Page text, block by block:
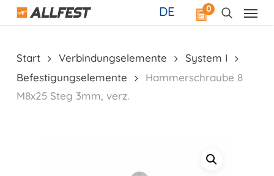
Skip
0
DE
Start Verbindungselemente
System I
Befestigungselemente
Hammerschraube 8
M8x25 Steg 3mm, verz.